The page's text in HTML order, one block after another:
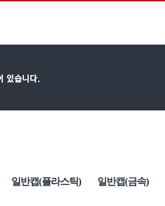
일반캡(플라스틱) 일반캡(금속)